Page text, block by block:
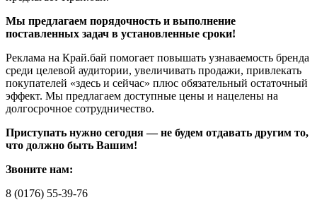
Мы предлагаем порядочность и выполнение
поставленных задач в установленные сроки!
Реклама на Край.бай помогает повышать узнаваемость бренда
среди целевой аудитории, увеличивать продажи, привлекать
покупателей «здесь и сейчас» плюс обязательный остаточный
эффект. Мы предлагаем доступные цены и нацелены на
долгосрочное сотрудничество.
Приступать нужно сегодня — не будем отдавать другим то,
что должно быть Вашим!
Звоните нам:
8 (0176) 55-39-76